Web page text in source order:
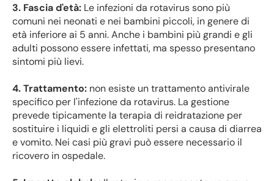
3. Fascia d'età: Le infezioni da rotavirus sono più
comuni nei neonati e nei bambini piccoli, in genere di
età inferiore ai 5 anni. Anche i bambini più grandi e gli
adulti possono essere infettati, ma spesso presentano
sintomi più lievi.
4. Trattamento: non esiste un trattamento antivirale
specifico per l'infezione da rotavirus. La gestione
prevede tipicamente la terapia di reidratazione per
sostituire i liquidi e gli elettroliti persi a causa di diarrea
e vomito. Nei casi più gravi può essere necessario il
ricovero in ospedale.